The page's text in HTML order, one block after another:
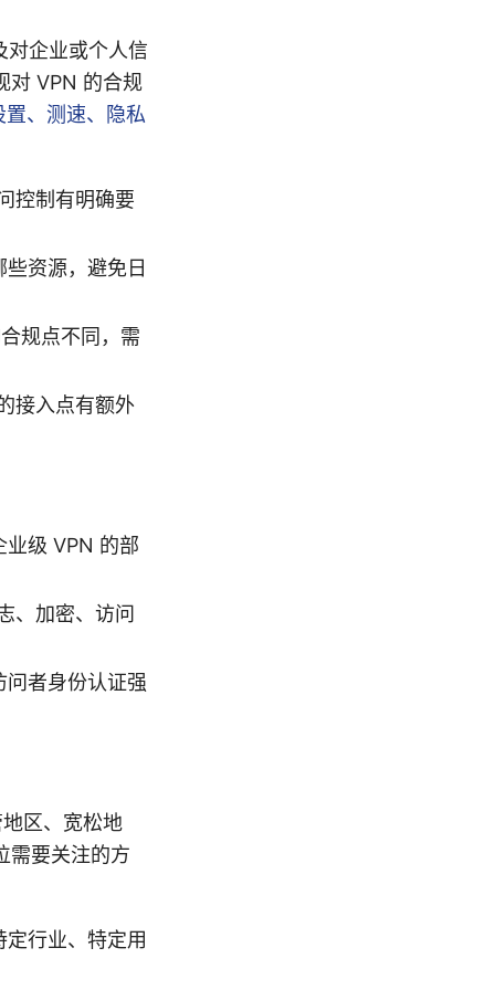
对企业或个人信
对 VPN 的合规
、测速、隐私
控制有明确要
资源，避免日
规点不同，需
接入点有额外
业级 VPN 的部
、加密、访问
问者身份认证强
区、宽松地
需要关注的方
行业、特定用